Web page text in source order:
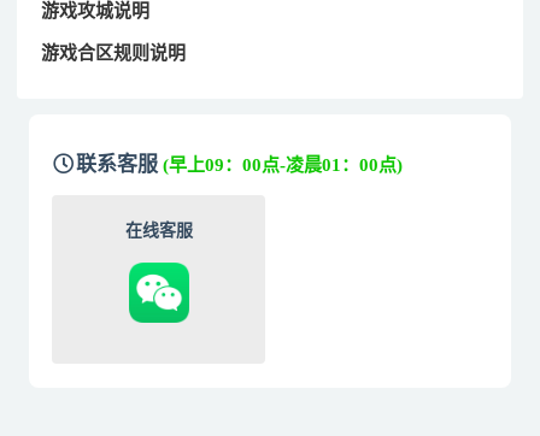
游戏攻城说明
游戏合区规则说明
联系客服 (早上09：00点-凌晨01：00点)
在线客服